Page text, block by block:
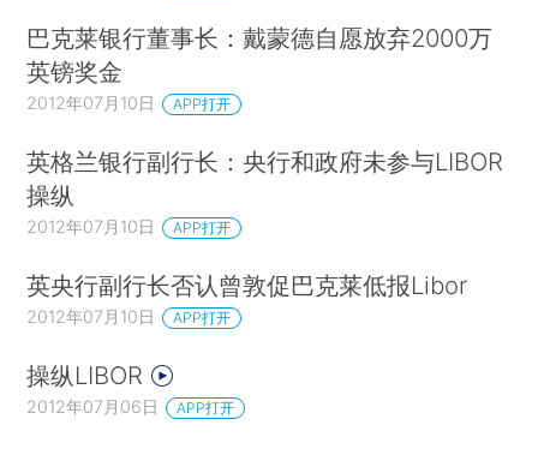
巴克莱银行董事长：戴蒙德自愿放弃2000万
英镑奖金
2012年07月10日 APP打开
英格兰银行副行长：央行和政府未参与LIBOR
操纵
2012年07月10日 APP打开
英央行副行长否认曾敦促巴克莱低报Libor
2012年07月10日 APP打开
操纵LIBOR
2012年07月06日 APP打开